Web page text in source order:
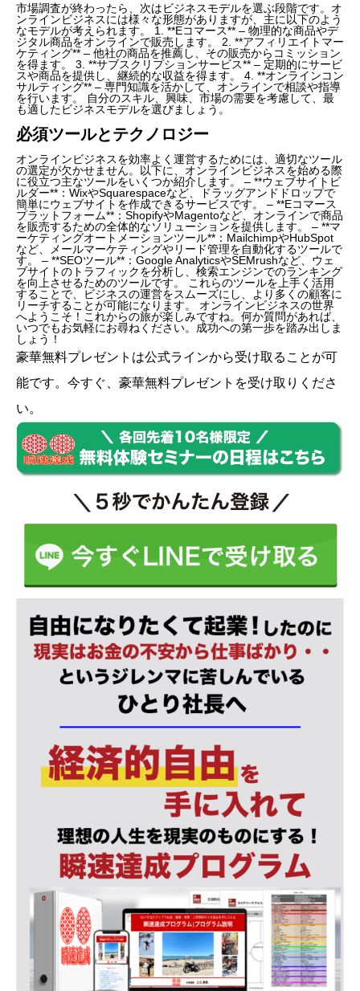
市場調査が終わったら、次はビジネスモデルを選ぶ段階です。オ
ンラインビジネスには様々な形態がありますが、主に以下のよう
なモデルが考えられます。 1. **Eコマース** – 物理的な商品やデ
ジタル商品をオンラインで販売します。 2. **アフィリエイトマー
ケティング** – 他社の商品を推薦し、その販売からコミッション
を得ます。 3. **サブスクリプションサービス** – 定期的にサービ
スや商品を提供し、継続的な収益を得ます。 4. **オンラインコン
サルティング** – 専門知識を活かして、オンラインで相談や指導
を行います。 自分のスキル、興味、市場の需要を考慮して、最
も適したビジネスモデルを選びましょう。
必須ツールとテクノロジー
オンラインビジネスを効率よく運営するためには、適切なツール
の選定が欠かせません。以下に、オンラインビジネスを始める際
に役立つ主なツールをいくつか紹介します。 – **ウェブサイトビ
ルダー**：WixやSquarespaceなど、ドラッグアンドドロップで
簡単にウェブサイトを作成できるサービスです。 – **Eコマース
プラットフォーム**：ShopifyやMagentoなど、オンラインで商品
を販売するための全体的なソリューションを提供します。 – **マ
ーケティングオートメーションツール**：MailchimpやHubSpot
など、メールマーケティングやリード管理を自動化するツールで
す。 – **SEOツール**：Google AnalyticsやSEMrushなど、ウェ
ブサイトのトラフィックを分析し、検索エンジンでのランキング
を向上させるためのツールです。 これらのツールを上手く活用
することで、ビジネスの運営をスムーズにし、より多くの顧客に
リーチすることが可能になります。 オンラインビジネスの世界
へようこそ！これからの旅が楽しみですね。何か質問があれば、
いつでもお気軽にお尋ねください。成功への第一歩を踏み出しま
しょう！
豪華無料プレゼントは公式ラインから受け取ることが可
能です。今すぐ、豪華無料プレゼントを受け取りくださ
い。